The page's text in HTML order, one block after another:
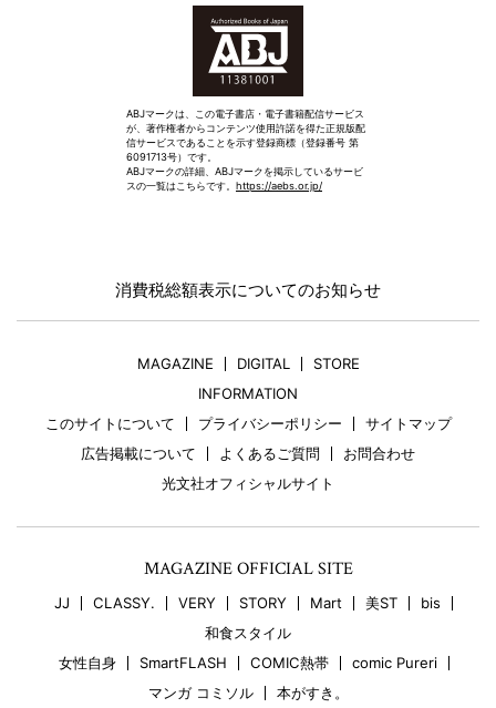
ABJマークは、この電子書店・電子書籍配信サービス
が、著作権者からコンテンツ使用許諾を得た正規版配
信サービスであることを示す登録商標（登録番号 第
6091713号）です。
ABJマークの詳細、ABJマークを掲示しているサービ
スの一覧はこちらです。 https://aebs.or.jp/
消費税総額表示についてのお知らせ
MAGAZINE DIGITAL
STORE
INFORMATION
このサイトについて
プライバシーポリシー
サイトマップ
広告掲載について
よくあるご質問
お問合わせ
光文社オフィシャルサイト
MAGAZINE OFFICIAL SITE
JJ CLASSY. VERY STORY Mart 美ST
bis
和食スタイル
女性自身
SmartFLASH COMIC熱帯
comic Pureri
マンガ コミソル
本がすき。